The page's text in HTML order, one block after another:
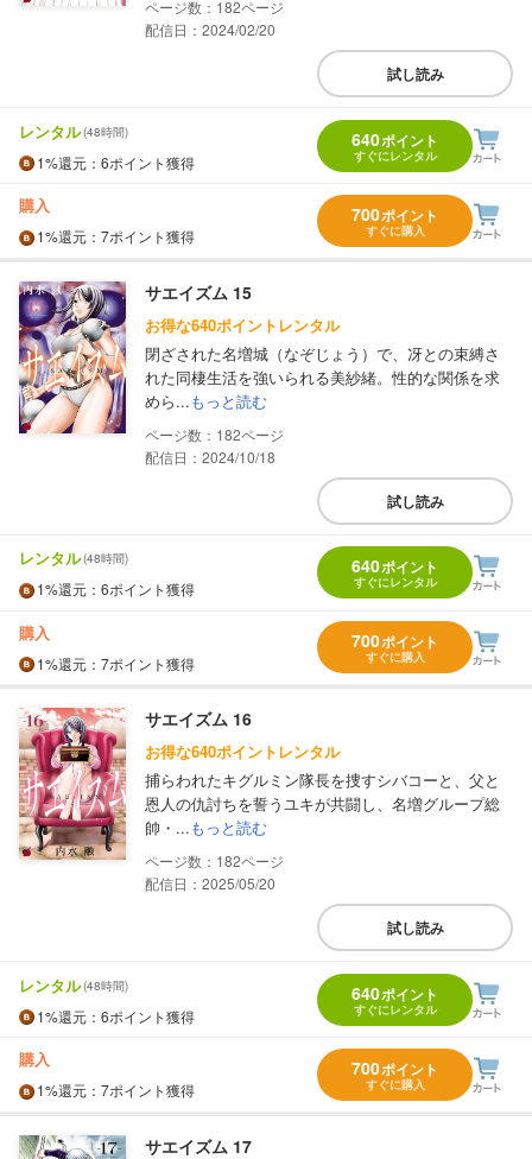
182
配信日：2024/02/20
試し読み
レンタル(48時間)
1%還元 ：6ポイント獲得
640ポイント
すぐにレンタル
購入
1%還元 ：7ポイント獲得
700ポイント
すぐに購入
サエイズム 15
お得な640ポイントレンタル
閉ざされた名増城（なぞじょう）で、冴との束縛さ
れた同棲生活を強いられる美紗緒。性的な関係を求
めら...もっと読む
182
配信日：2024/10/18
試し読み
レンタル(48時間)
1%還元 ：6ポイント獲得
640ポイント
すぐにレンタル
購入
1%還元 ：7ポイント獲得
700ポイント
すぐに購入
サエイズム 16
お得な640ポイントレンタル
捕らわれたキグルミン隊長を捜すシバコーと、父と
恩人の仇討ちを誓うユキが共闘し、名増グループ総
帥・...もっと読む
182
配信日：2025/05/20
試し読み
レンタル(48時間)
1%還元 ：6ポイント獲得
640ポイント
すぐにレンタル
購入
1%還元 ：7ポイント獲得
700ポイント
すぐに購入
サエイズム 17